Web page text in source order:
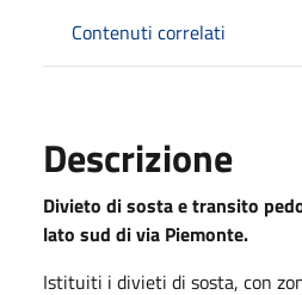
Contenuti correlati
Descrizione
Divieto di sosta e transito
lato sud di via Piemonte.
Istituiti i divieti di sosta, con